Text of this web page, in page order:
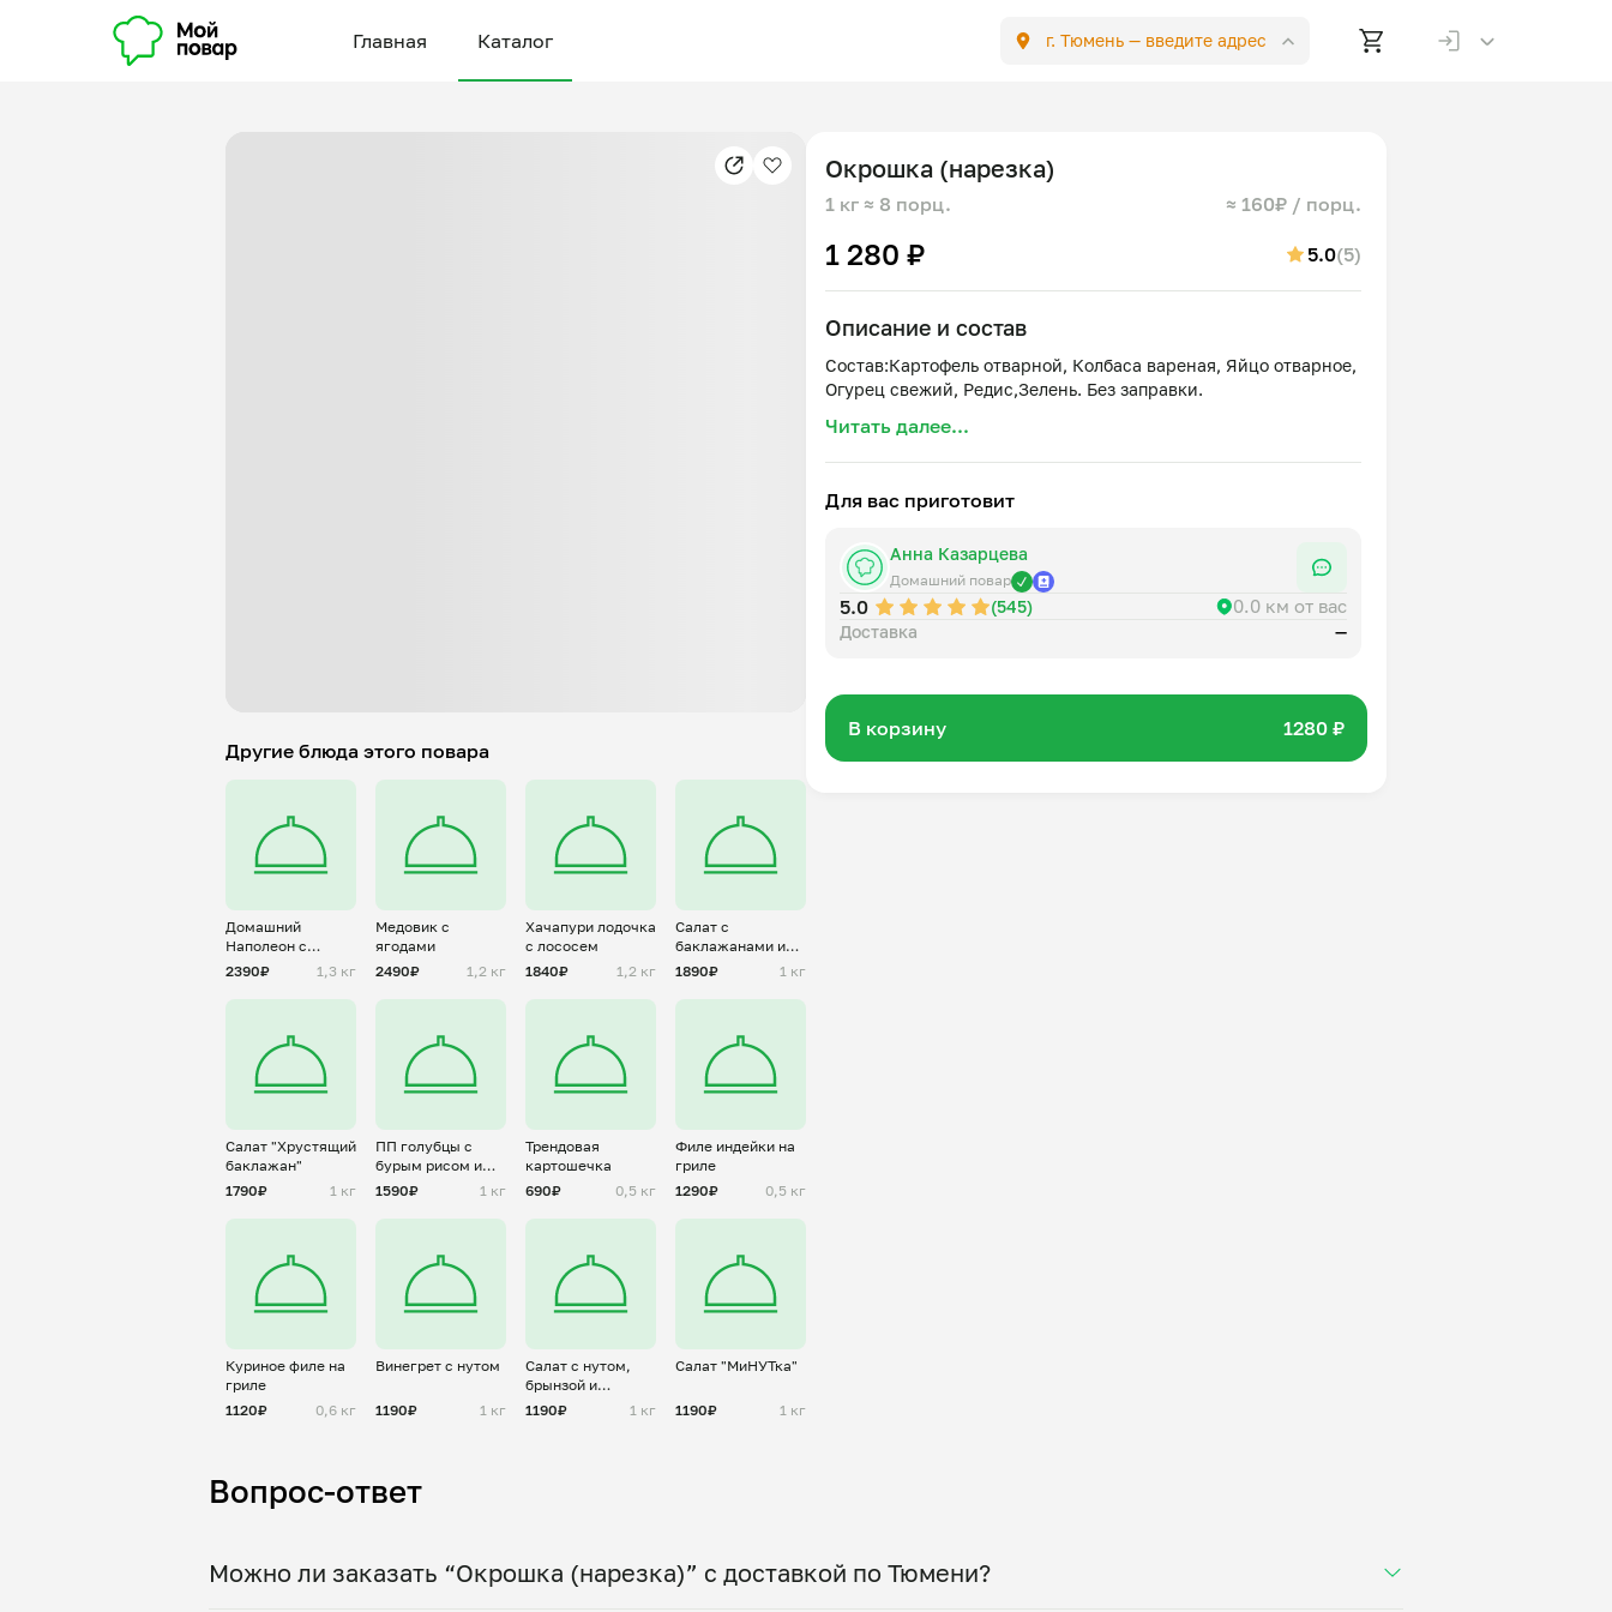
Главная Каталог г. Тюмень — введите адрес
Другие блюда этого повара
Домашний
Наполеон с
ягодами
2390₽ 1,3 кг
Медовик с
ягодами
2490₽
1,2 кг
Хачапури лодочка
с лососем
1840₽
1,2 кг
Салат с
баклажанами и
творожным
1890₽ 1 кг
Салат "Хрустящий
баклажан"
1790₽
1 кг
ПП голубцы с
бурым рисом и
руб.индейкой
1590₽ 1 кг
Трендовая
картошечка
690₽
0,5 кг
Филе индейки на
гриле
1290₽
0,5 кг
Куриное филе на
гриле
1120₽
0,6 кг
Винегрет с нутом
1190₽ 1 кг
Салат с нутом,
брынзой и
огурцами
1190₽ 1 кг
Салат "МиНУТка"
1190₽ 1 кг
Окрошка (нарезка)
1 кг ≈ 8 порц. ≈ 160₽ / порц.
1 280 ₽ 5.0(5)
Описание и состав
Состав:Картофель отварной, Колбаса вареная, Яйцо отварное,
Читать далее...
Для вас приготовит
Анна Казарцева
Домашний повар
5.0 (545) 0.0 км от вас
Доставка —
В корзину 1280 ₽
Вопрос-ответ
Можно ли заказать “Окрошка (нарезка)” с доставкой по Тюмени?